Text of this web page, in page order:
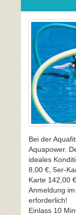
Bei der
Aquapower.
ideales
8,00 €, 5er-
Karte 142,00 €.
Anmeldung
erforderlich!
Einlass 10